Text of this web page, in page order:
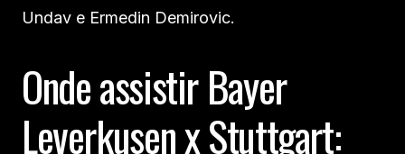
Undav e Ermedin Demirovic.
Onde assistir Bayer
Leverkusen x Stuttgart: